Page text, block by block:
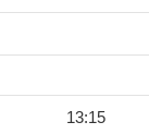
13:15